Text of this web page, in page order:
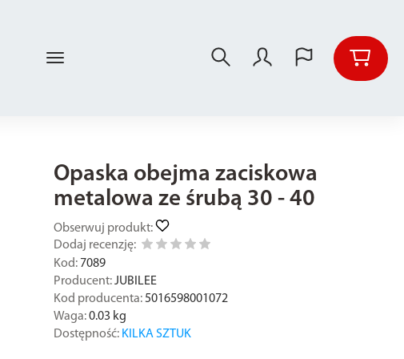
Opaska obejma zaciskowa
metalowa ze śrubą 30 - 40
Obserwuj produkt:
Dodaj recenzję:
Kod: 7089
Producent:JUBILEE
Kod producenta:5016598001072
Waga:0.03 kg
Dostępność: KILKA SZTUK